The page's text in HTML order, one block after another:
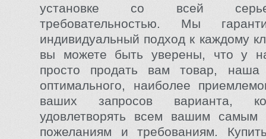
установке со всей
требовательностью. Мы
индивидуальный подход к каждому
вы можете быть уверены, что у
просто продать вам товар,
оптимального, наиболее
ваших запросов варианта,
удовлетворять всем вашим самым
пожеланиям и требованиям.